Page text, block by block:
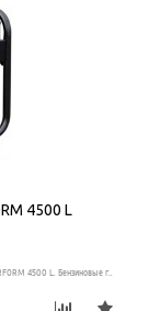
4500 L
4500 L. Бензиновые г..